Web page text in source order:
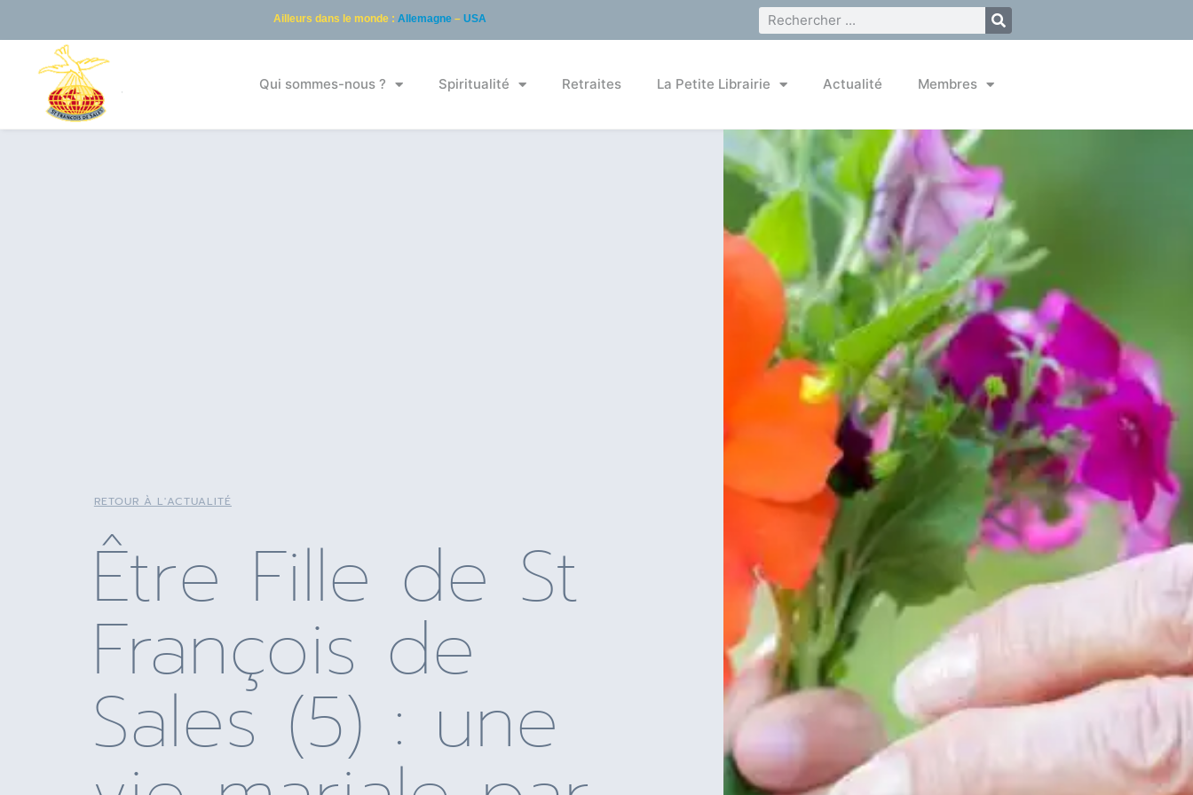
Ailleurs dans le monde : Allemagne– USA
Qui sommes-nous ? Spiritualité Retraites La Petite Librairie Actualité Membres
RETOUR À L'ACTUALITÉ
Être Fille de St
François de
Sales (5) : une